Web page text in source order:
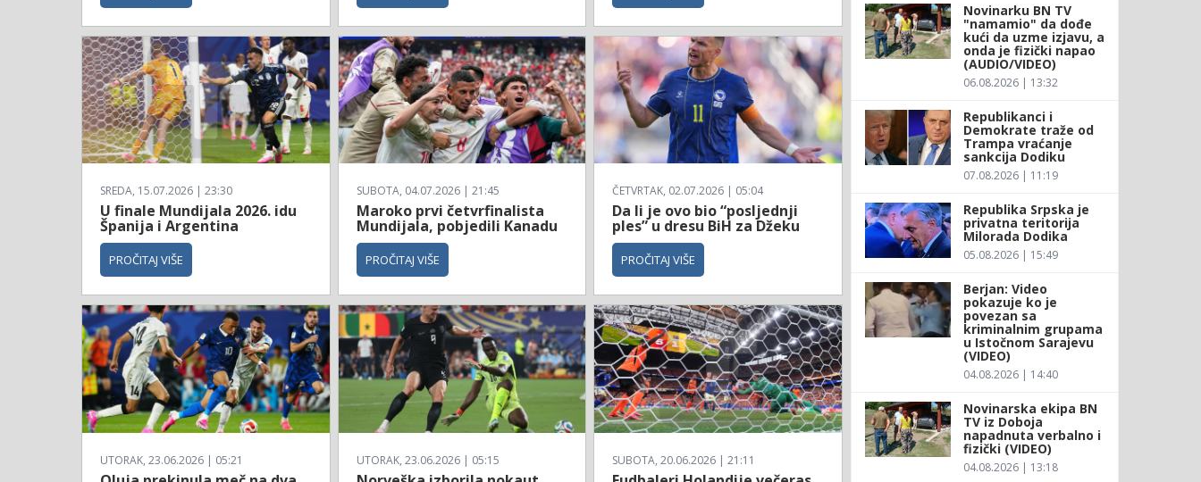
SREDA, 15.07.2026 | 23:30
U finale Mundijala 2026. idu
Španija i Argentina
PROČITAJ VIŠE
SUBOTA, 04.07.2026 | 21:45
Maroko prvi četvrfinalista
Mundijala, pobjedili Kanadu
PROČITAJ VIŠE
ČETVRTAK, 02.07.2026 | 05:04
Da li je ovo bio “posljednji
ples” u dresu BiH za Džeku
PROČITAJ VIŠE
UTORAK, 23.06.2026 | 05:21 UTORAK, 23.06.2026 | 05:15 SUBOTA, 20.06.2026 | 21:11
Novinarku BN TV
"namamio" da dođe
kući da uzme izjavu, a
onda je fizički napao
(AUDIO/VIDEO)
06.08.2026 | 13:32
Republikanci i
Demokrate traže od
Trampa vraćanje
sankcija Dodiku
07.08.2026 | 11:19
Republika Srpska je
privatna teritorija
Milorada Dodika
05.08.2026 | 15:49
Berjan: Video
pokazuje ko je
povezan sa
kriminalnim grupama
u Istočnom Sarajevu
(VIDEO)
04.08.2026 | 14:40
Novinarska ekipa BN
TV iz Doboja
napadnuta verbalno i
fizički (VIDEO)
04.08.2026 | 13:18